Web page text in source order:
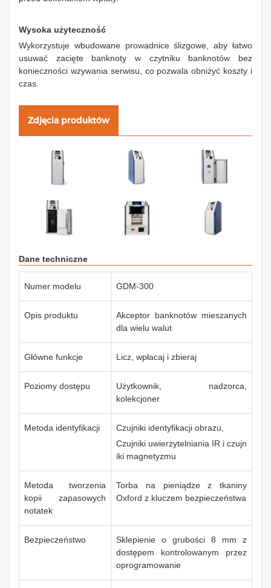
Wysoka użyteczność
Wykorzystuje wbudowane prowadnice ślizgowe, aby łatwo
usuwać zacięte banknoty w czytniku banknotów bez
konieczności wzywania serwisu, co pozwala obniżyć koszty i
czas.
Zdjęcia produktów
Dane techniczne
Numer modelu GDM-300
Opis produktu
Akceptor banknotów mieszanych
dla wielu walut
Główne funkcje Licz, wpłacaj i zbieraj
Poziomy dostępu
Użytkownik, nadzorca,
kolekcjoner
Metoda identyfikacji
Czujniki identyfikacji obrazu,
Czujniki uwierzytelniania IR i czujn
iki magnetyzmu
Metoda tworzenia
kopii zapasowych
notatek
Torba na pieniądze z tkaniny
Oxford z kluczem bezpieczeństwa
Bezpieczeństwo
Sklepienie o grubości 8 mm z
dostępem kontrolowanym przez
oprogramowanie